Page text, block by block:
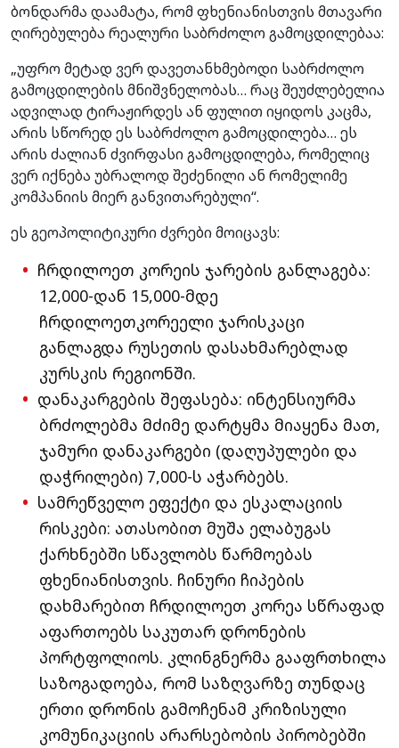
ბონდარმა დაამატა, რომ ფხენიანისთვის მთავარი
ღირებულება რეალური საბრძოლო გამოცდილებაა:
„უფრო მეტად ვერ დავეთანხმებოდი საბრძოლო
გამოცდილების მნიშვნელობას… რაც შეუძლებელია
ადვილად ტირაჟირდეს ან ფულით იყიდოს კაცმა,
არის სწორედ ეს საბრძოლო გამოცდილება… ეს
არის ძალიან ძვირფასი გამოცდილება, რომელიც
ვერ იქნება უბრალოდ შეძენილი ან რომელიმე
კომპანიის მიერ განვითარებული“.
ეს გეოპოლიტიკური ძვრები მოიცავს:
ჩრდილოეთ კორეის ჯარების განლაგება:
12,000-დან 15,000-მდე
ჩრდილოეთკორეელი ჯარისკაცი
განლაგდა რუსეთის დასახმარებლად
კურსკის რეგიონში.
დანაკარგების შეფასება: ინტენსიურმა
ბრძოლებმა მძიმე დარტყმა მიაყენა მათ,
ჯამური დანაკარგები (დაღუპულები და
დაჭრილები) 7,000-ს აჭარბებს.
სამრეწველო ეფექტი და ესკალაციის
რისკები: ათასობით მუშა ელაბუგას
ქარხნებში სწავლობს წარმოებას
ფხენიანისთვის. ჩინური ჩიპების
დახმარებით ჩრდილოეთ კორეა სწრაფად
აფართოებს საკუთარ დრონების
პორტფოლიოს. კლინგნერმა გააფრთხილა
საზოგადოება, რომ საზღვარზე თუნდაც
ერთი დრონის გამოჩენამ კრიზისული
კომუნიკაციის არარსებობის პირობებში